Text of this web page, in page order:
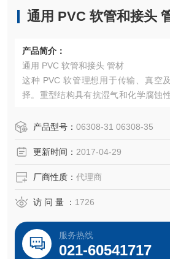
通用 PVC 软管和接头
产品简介：
通用 PVC 软管和接头 管材
这种 PVC 软管理想用于传输、真空
择。重型结构具有抗湿气和化学腐蚀
℉（-1 至 82 ℃）。订购 PVC 接头，实
产品型号： 06308-31 06308-35
更新时间： 2017-04-29
厂商性质： 代理商
访 问 量 ： 1726
服务热线
021-60541717